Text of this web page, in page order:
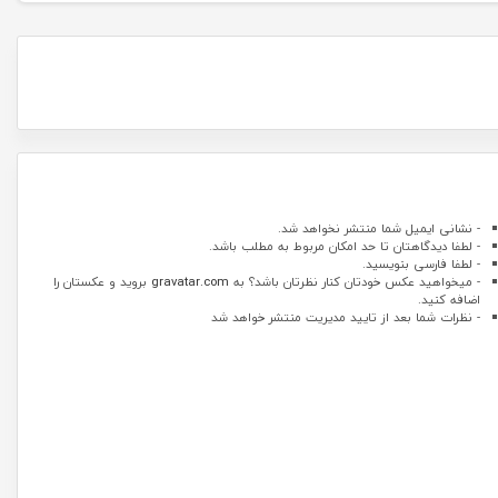
- نشانی ایمیل شما منتشر نخواهد شد.
- لطفا دیدگاهتان تا حد امکان مربوط به مطلب باشد.
- لطفا فارسی بنویسید.
- میخواهید عکس خودتان کنار نظرتان باشد؟ به gravatar.com بروید و عکستان را
اضافه کنید.
- نظرات شما بعد از تایید مدیریت منتشر خواهد شد